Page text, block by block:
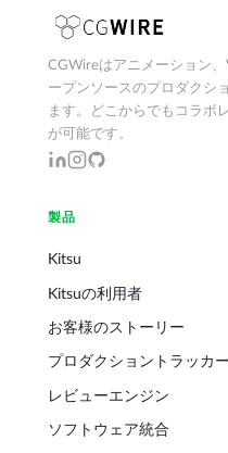
CGWireはアニメーション
ープンソースのプロダクシ
ます。どこからでもコラボ
が可能です。
製品
Kitsu
Kitsuの利用者
お客様のストーリー
プロダクショントラッカー
レビューエンジン
ソフトウェア統合